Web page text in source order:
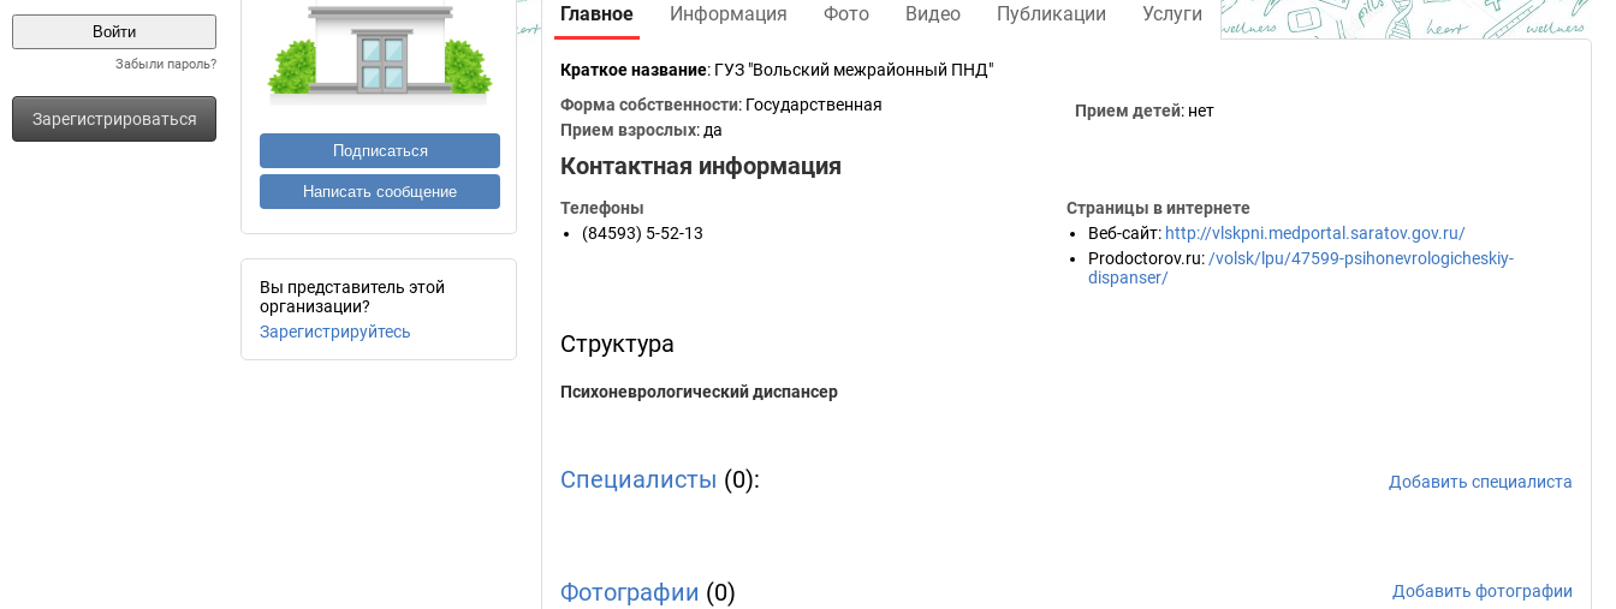
Забыли пароль?
Зарегистрироваться
Подписаться
Написать сообщение
Вы представитель этой
организации?
Зарегистрируйтесь
Главное Информация Фото Видео Публикации Услуги
Краткое название: ГУЗ "Вольский межрайонный ПНД"
Форма собственности: Государственная
Прием взрослых: да
Прием детей: нет
Контактная информация
Телефоны
(84593) 5-52-13
Страницы в интернете
Веб-сайт: http://vlskpni.medportal.saratov.gov.ru/
Prodoctorov.ru: /volsk/lpu/47599-psihonevrologicheskiy-
dispanser/
Структура
Психоневрологический диспансер
Специалисты (0): Добавить специалиста
Фотографии (0) Добавить фотографии